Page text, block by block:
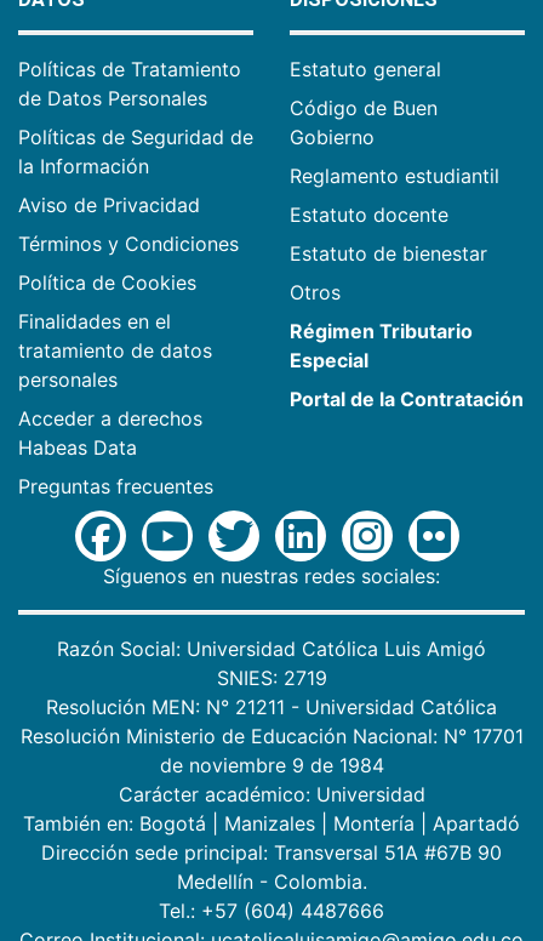
Políticas de Tratamiento
de Datos Personales
Políticas de Seguridad de
la Información
Aviso de Privacidad
Términos y Condiciones
Política de Cookies
Finalidades en el
tratamiento de datos
personales
Acceder a derechos
Habeas Data
Preguntas frecuentes
Estatuto general
Código de Buen
Gobierno
Reglamento estudiantil
Estatuto docente
Estatuto de bienestar
Otros
Régimen Tributario
Especial
Portal de la Contratación
Síguenos en nuestras redes sociales:
Razón Social: Universidad Católica Luis Amigó
SNIES: 2719
Resolución MEN: N° 21211 - Universidad Católica
Resolución Ministerio de Educación Nacional: N° 17701
de noviembre 9 de 1984
Carácter académico: Universidad
También en: Bogotá Manizales Montería
Apartadó
Dirección sede principal: Transversal 51A #67B 90
Medellín - Colombia.
Tel.: +57 (604) 4487666